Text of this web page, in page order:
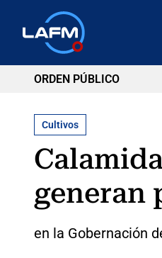
ORDEN PÚBLICO
Cultivos
generan
en la Gobernación